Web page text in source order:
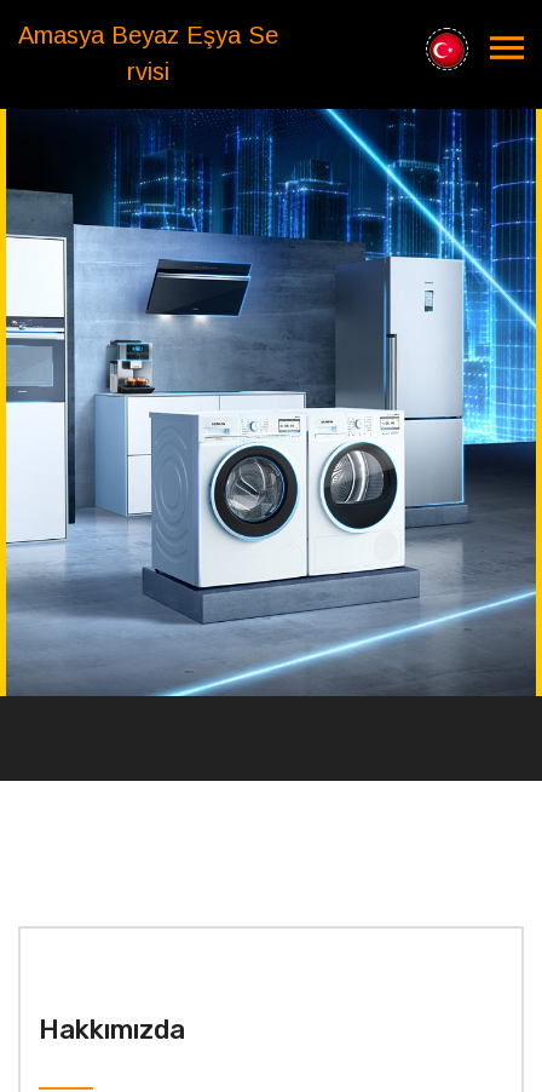
Amasya Beyaz Eşya Se
rvisi
Hakkımızda